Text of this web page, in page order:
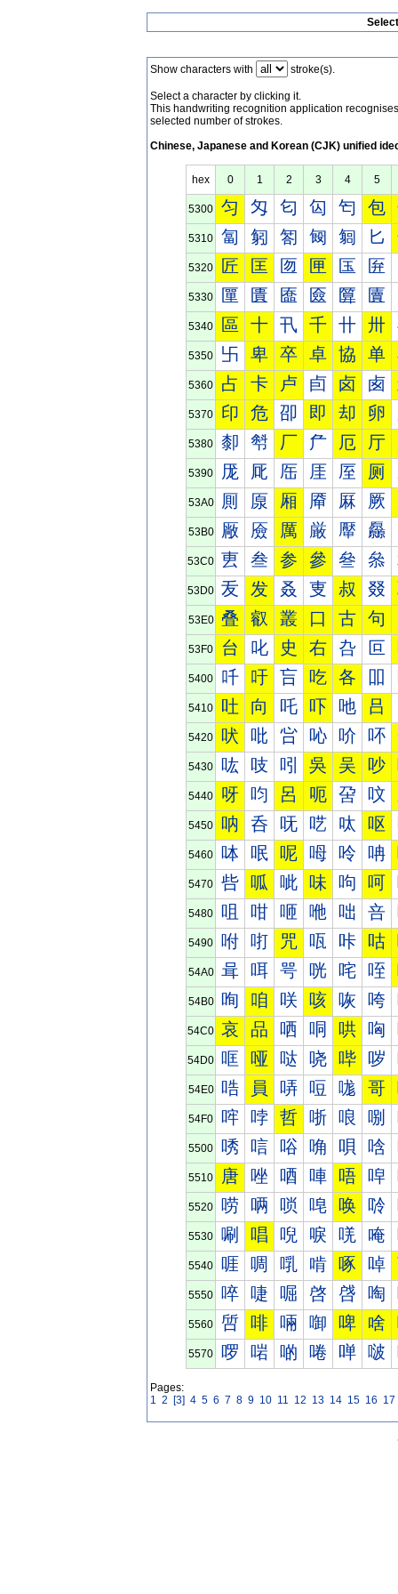
Show characters with stroke(s).
Select a character by clicking it.
This handwriting recognition application
selected number of strokes.
Chinese, Japanese and Korean (CJK) unified
hex 0 1 2 3 4 5
5300 匀 匁 匂 匃 匄 包
5310 匐 匑 匒 匓 匔 匕
5320 匠 匡 匢 匣 匤 匥
5330 匰 匱 匲 匳 匴 匵
5340 區 十 卂 千 卄 卅
5350 卐 卑 卒 卓 協 单
5360 占 卡 卢 卣 卤 卥
5370 印 危 卲 即 却 卵
5380 厀 厁 厂 厃 厄 厅
5390 厐 厑 厒 厓 厔 厕
53A0 厠 厡 厢 厣 厤 厥
53B0 厰 厱 厲 厳 厴 厵
53C0 叀 叁 参 參 叄 叅
53D0 叐 发 叒 叓 叔 叕
53E0 叠 叡 叢 口 古 句
53F0 台 叱 史 右 叴 叵
5400 吀 吁 吂 吃 各 吅
5410 吐 向 吒 吓 吔 吕
5420 吠 吡 吢 吣 吤 吥
5430 吰 吱 吲 吳 吴 吵
5440 呀 呁 呂 呃 呄 呅
5450 呐 呑 呒 呓 呔 呕
5460 呠 呡 呢 呣 呤 呥
5470 呰 呱 呲 味 呴 呵
5480 咀 咁 咂 咃 咄 咅
5490 咐 咑 咒 咓 咔 咕
54A0 咠 咡 咢 咣 咤 咥
54B0 咰 咱 咲 咳 咴 咵
54C0 哀 品 哂 哃 哄 哅
54D0 哐 哑 哒 哓 哔 哕
54E0 哠 員 哢 哣 哤 哥
54F0 哰 哱 哲 哳 哴 哵
5500 唀 唁 唂 唃 唄 唅
5510 唐 唑 唒 唓 唔 唕
5520 唠 唡 唢 唣 唤 唥
5530 唰 唱 唲 唳 唴 唵
5540 啀 啁 啂 啃 啄 啅
5550 啐 啑 啒 啓 啔 啕
5560 啠 啡 啢 啣 啤 啥
5570 啰 啱 啲 啳 啴 啵
Pages:
1 2 [3] 4 5 6 7 8 9 10 11 12 13 14 15 16 17